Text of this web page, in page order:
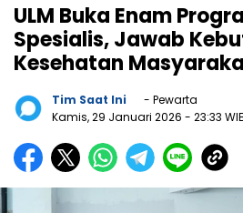
ULM Buka Enam
Spesialis, Jawab
Kesehatan
Tim Saat Ini
- Pewarta
Kamis, 29 Januari 2026 - 23:33